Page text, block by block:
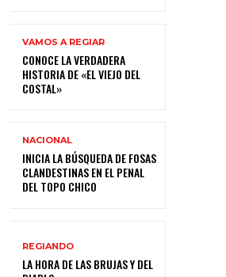
VAMOS A REGIAR
CONOCE LA VERDADERA
HISTORIA DE «EL VIEJO DEL
COSTAL»
NACIONAL
INICIA LA BÚSQUEDA DE FOSAS
CLANDESTINAS EN EL PENAL
DEL TOPO CHICO
REGIANDO
LA HORA DE LAS BRUJAS Y DEL